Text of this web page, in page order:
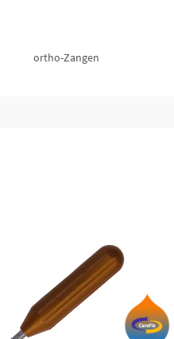
ortho-Zangen